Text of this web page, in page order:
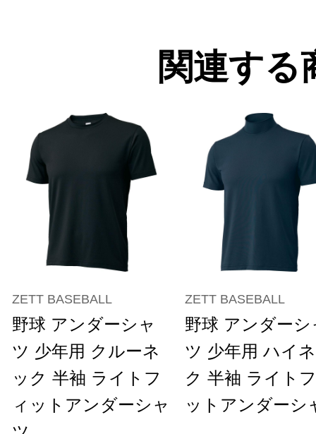
関連する
ZETT BASEBALL
野球 アンダーシャ
ツ 少年用 クルーネ
ック 半袖 ライトフ
ィットアンダーシャ
ZETT BASEBALL
野球 アンダーシ
ツ 少年用 ハイ
ク 半袖 ライト
ットアンダーシ